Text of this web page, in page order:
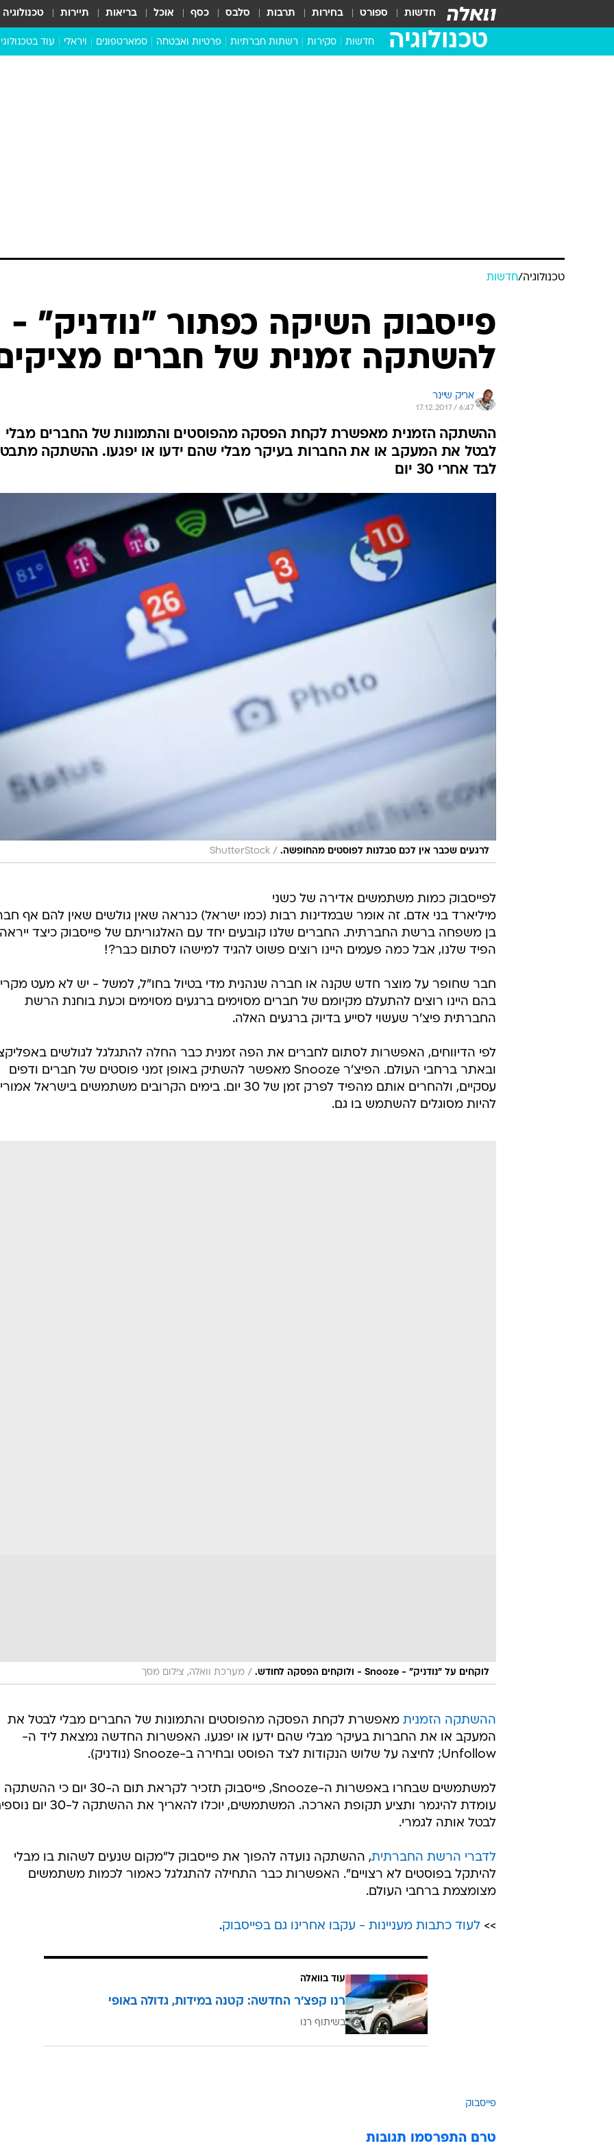
חדשות ספורט בחירות תרבות סלבס כסף אוכל בריאות תיירות טכנולוגיה
טכנולוגיה חדשות סקירות רשתות חברתיות פרטיות ואבטחה סמארטפונים ויראלי עוד
טכנולוגיה/חדשות
פייסבוק השיקה כפתור "נודניק" -
להשתקה זמנית של חברים
אריק שיינר
17.12.2017 / 6:47
ההשתקה הזמנית מאפשרת לקחת הפסקה מהפוסטים והתמונות של החברים מבלי
לבטל את המעקב או את החברות בעיקר מבלי שהם ידעו או יפגעו. ההשתקה
לבד אחרי 30 יום
לרגעים שכבר אין לכם סבלנות לפוסטים מהחופשה. /
ShutterStock
לפייסבוק כמות משתמשים אדירה של כשני
מיליארד בני אדם. זה אומר שבמדינות רבות (כמו ישראל) כנראה שאין גולשים שאין להם אף
בן משפחה ברשת החברתית. החברים שלנו קובעים יחד עם האלגוריתם של פייסבוק כיצד ייראה
הפיד שלנו, אבל כמה פעמים היינו רוצים פשוט להגיד למישהו לסתום כבר?!
חבר שחופר על מוצר חדש שקנה או חברה שנהנית מדי בטיול בחו"ל, למשל - יש לא מעט
בהם היינו רוצים להתעלם מקיומם של חברים מסוימים ברגעים מסוימים וכעת בוחנת הרשת
החברתית פיצ'ר שעשוי לסייע בדיוק ברגעים האלה.
לפי הדיווחים, האפשרות לסתום לחברים את הפה זמנית כבר החלה להתגלגל לגולשים
ובאתר ברחבי העולם. הפיצ'ר Snooze מאפשר להשתיק באופן זמני פוסטים של חברים ודפים
עסקיים, ולהחרים אותם מהפיד לפרק זמן של 30 יום. בימים הקרובים משתמשים בישראל
להיות מסוגלים להשתמש בו גם.
לוקחים על "נודניק" - Snooze - ולוקחים הפסקה לחודש. / מערכת וואלה, צילום מסך
ההשתקה הזמנית מאפשרת לקחת הפסקה מהפוסטים והתמונות של החברים מבלי לבטל את
המעקב או את החברות בעיקר מבלי שהם ידעו או יפגעו. האפשרות החדשה נמצאת ליד ה-
Unfollow; לחיצה על שלוש הנקודות לצד הפוסט ובחירה ב-Snooze (נודניק).
למשתמשים שבחרו באפשרות ה-Snooze, פייסבוק תזכיר לקראת תום ה-30 יום כי ההשתקה
עומדת להיגמר ותציע תקופת הארכה. המשתמשים, יוכלו
לבטל אותה לגמרי.
לדברי הרשת החברתית, ההשתקה נועדה להפוך את פייסבוק ל"מקום שנעים לשהות בו מבלי
להיתקל בפוסטים לא רצויים". האפשרות כבר התחילה להתגלגל כאמור לכמות משתמשים
מצומצמת ברחבי העולם.
>> לעוד כתבות מעניינות - עקבו אחרינו גם בפייסבוק.
עוד בוואלה
רנו קפצ'ר החדשה: קטנה במידות, גדולה באופי
בשיתוף רנו
פייסבוק
טרם התפרסמו תגובות